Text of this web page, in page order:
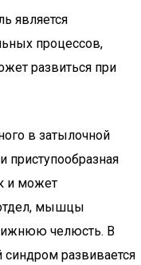
является
процессов,
развиться при
в затылочной
приступообразная
и может
мышцы
челюсть. В
развивается